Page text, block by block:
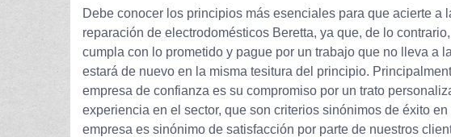
Debe conocer los principios más esenciales para que acierte a
reparación de electrodomésticos Beretta, ya que, de lo
cumpla con lo prometido y pague por un trabajo que no lleva a
estará de nuevo en la misma tesitura del principio.
empresa de confianza es su compromiso por un trato
experiencia en el sector, que son criterios sinónimos de éxito
empresa es sinónimo de satisfacción por parte de nuestros